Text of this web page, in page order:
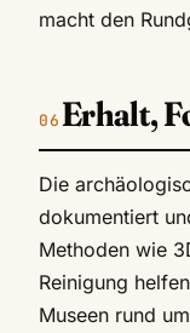
macht den
Erhalt,
Die
dokumentiert
Methoden wie
Reinigung
Museen rund